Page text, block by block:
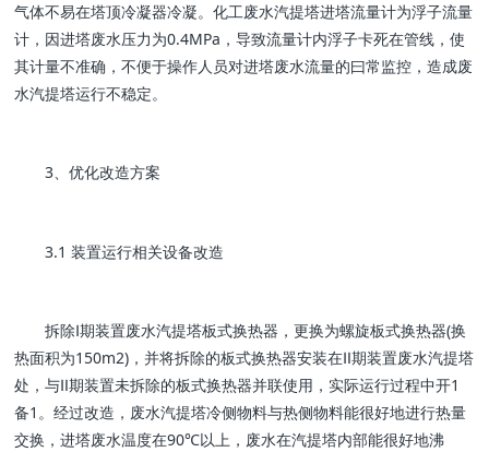
气体不易在塔顶冷凝器冷凝。化工废水汽提塔进塔流量计为浮子流量
计，因进塔废水压力为0.4MPa，导致流量计内浮子卡死在管线，使
其计量不准确，不便于操作人员对进塔废水流量的曰常监控，造成废
水汽提塔运行不稳定。
3、优化改造方案
3.1 装置运行相关设备改造
拆除Ⅰ期装置废水汽提塔板式换热器，更换为螺旋板式换热器(换
热面积为150m2)，并将拆除的板式换热器安装在Ⅱ期装置废水汽提塔
处，与Ⅱ期装置未拆除的板式换热器并联使用，实际运行过程中开1
备1。经过改造，废水汽提塔冷侧物料与热侧物料能很好地进行热量
交换，进塔废水温度在90℃以上，废水在汽提塔内部能很好地沸